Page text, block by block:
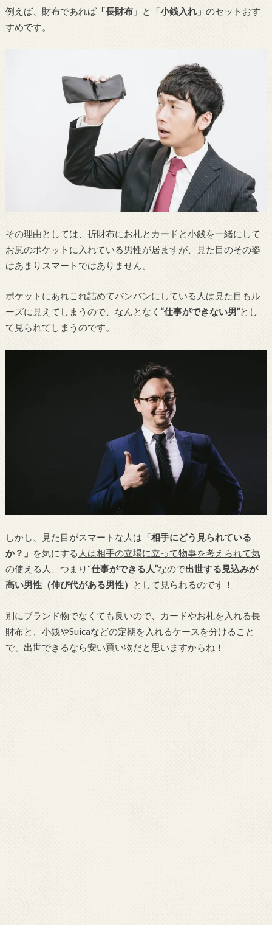
例えば、財布であれば「長財布」 と 「小銭入れ」 のセットおす
すめです。
その理由としては、折財布にお札とカードと小銭を一緒にして
お尻のポケットに入れている男性が居ますが、見た目のその姿
はあまりスマートではありません。
ポケットにあれこれ詰めてパンパンにしている人は見た目もル
ーズに見えてしまうので、なんとなく “仕事ができない男”とし
て見られてしまうのです。
しかし、見た目がスマートな人は 「相手にどう見られている
か？」 を気にする 人は相手の立場に立って物事を考えられて気
の使える人
、つまり “仕事ができる人”なので出世する見込みが
高い男性（伸び代がある男性）
として見られるのです！
別にブランド物でなくても良いので、カードやお札を入れる長
財布と、小銭やSuicaなどの定期を入れるケースを分けること
で、出世できるなら安い買い物だと思いますからね！